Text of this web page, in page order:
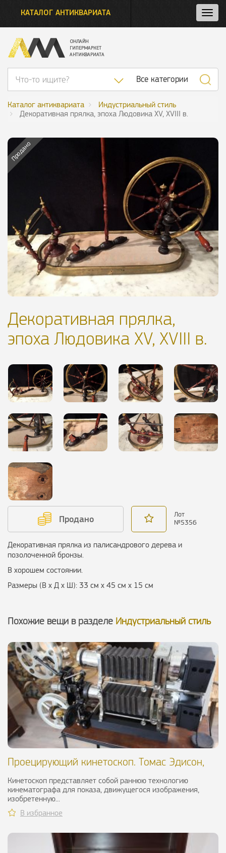
и
КАТАЛОГ АНТИКВАРИАТА
Список
Все категории
Каталог антиквариата
Индустриальный стиль
Декоративная прялка, эпоха Людовика XV, XVIII в.
Продано
Декоративная прялка,
эпоха Людовика XV, XVIII в.
Продано
Лот
№5356
Декоративная прялка из палисандрового дерева и
позолоченной бронзы.
В хорошем состоянии.
Размеры (В х Д х Ш): 33 см х 45 см х 15 см
Похожие вещи в разделе Индустриальный стиль
Проецирующий кинетоскоп. Томас Эдисон,
Кинетоскоп представляет собой раннюю технологию
кинематографа для показа, движущегося изображения,
изобретенную...
В избранное